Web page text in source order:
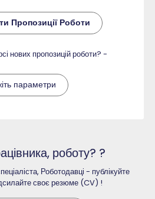
Пропозиції Роботи
нових пропозицій роботи? -
параметри
роботу? ?
Роботодавці - публікуйте
своє резюме (CV) !